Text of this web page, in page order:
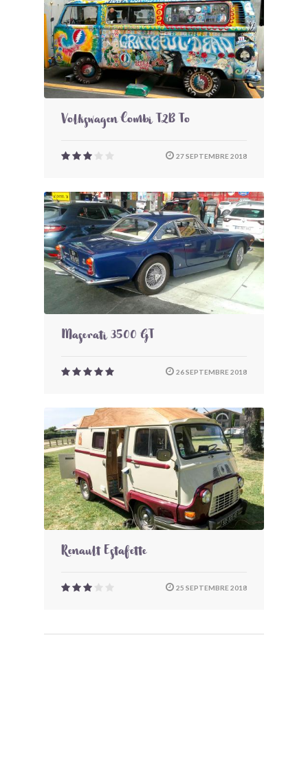
Volkswagen Combi T2B To
27 SEPTEMBRE 2018
Maserati 3500 GT
26 SEPTEMBRE 2018
Renault Estafette
25 SEPTEMBRE 2018